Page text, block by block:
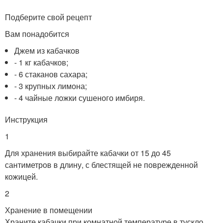
Подберите свой рецепт
Вам понадобится
Джем из кабачков
- 1 кг кабачков;
- 6 стаканов сахара;
- 3 крупных лимона;
- 4 чайные ложки сушеного имбиря.
Инструкция
1
Для хранения выбирайте кабачки от 15 до 45
сантиметров в длину, с блестящей не поврежденной
кожицей.
2
Хранение в помещении